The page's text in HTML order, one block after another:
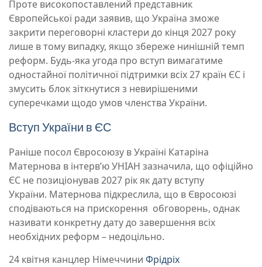
Проте високопоставлений представник
Європейської ради заявив, що Україна зможе
закрити переговорні кластери до кінця 2027 року
лише в тому випадку, якщо збереже нинішній темп
реформ. Будь-яка угода про вступ вимагатиме
одностайної політичної підтримки всіх 27 країн ЄС і
змусить блок зіткнутися з невирішеними
суперечками щодо умов членства України.
Вступ України в ЄС
Раніше посол Євросоюзу в Україні Катаріна
Матернова в інтерв’ю УНІАН зазначила, що офіційно
ЄС не позиціонував 2027 рік як дату вступу
України. Матернова підкреслила, що в Євросоюзі
сподіваються на прискорення обговорень, однак
називати конкретну дату до завершення всіх
необхідних реформ – недоцільно.
24 квітня канцлер Німеччини Фрідріх